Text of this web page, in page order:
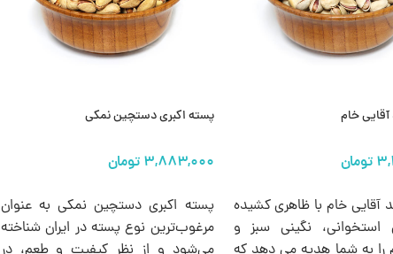
خام
آقایی خام با ظاهری کشیده
نگینی سبز و
پسته اکبری دستچین نمکی
پسته اکبری دستچین نمکی به عنوان
مرغوب‌ترین نوع پسته در ایران شناخته